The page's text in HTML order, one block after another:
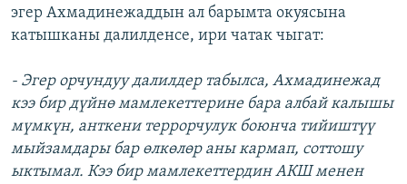
эгер Ахмадинежаддын ал барымта окуясына
катышканы далилденсе, ири чатак чыгат:
- Эгер орчундуу далилдер табылса, Ахмадинежад
кээ бир дүйнө мамлекеттерине бара албай калышы
мүмкүн, анткени террорчулук боюнча тийиштүү
мыйзамдары бар өлкөлөр аны кармап, соттошу
ыктымал. Кээ бир мамлекеттердин АКШ менен